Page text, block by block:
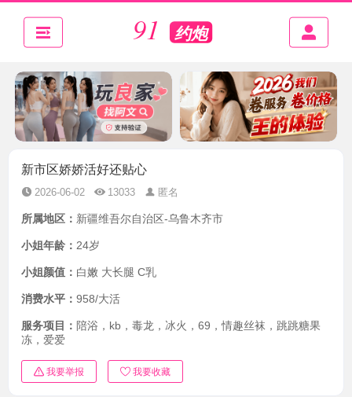
新市区娇娇活好还贴心
2026-06-02 13033 匿名
所属地区： 新疆维吾尔自治区-乌鲁木齐市
小姐年龄： 24岁
小姐颜值： 白嫩 大长腿 C乳
消费水平： 958/大活
服务项目： 陪浴，kb，毒龙，冰火，69，情趣丝袜，跳跳糖果
冻，爱爱
我要举报 我要收藏